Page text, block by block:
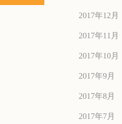
2017年12月
2017年11月
2017年10月
2017年9月
2017年8月
2017年7月